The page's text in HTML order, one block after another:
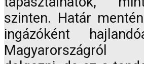
szinten. Határ
ingázóként
Magyarországról